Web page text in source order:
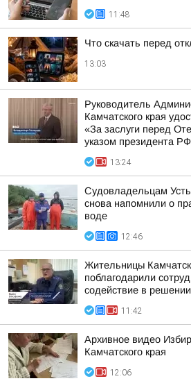
11:48
Что скачать перед
13:03
Руководитель
Камчатского края
«За заслуги перед
указом президента РФ
13:24
Судовладельцам
снова напомнили о
воде
12:46
Жительницы
поблагодарили
содействие в
11:42
Архивное видео
Камчатского края
12:06